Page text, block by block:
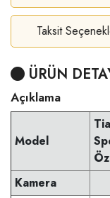
Taksit
ÜRÜN
Açıklama
Model
Kamera